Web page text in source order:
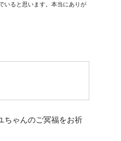
いると思います。本当にありが
ちゃんのご冥福をお祈